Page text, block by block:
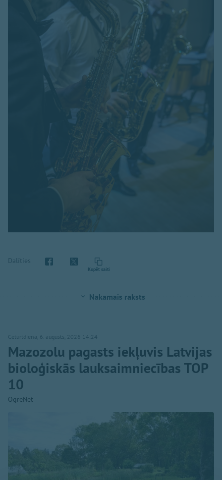
Dalīties
Kopēt saiti
Nākamais raksts
Ceturtdiena, 6. augusts, 2026 14:24
Mazozolu pagasts iekļuvis Latvijas
bioloģiskās lauksaimniecības TOP
10
OgreNet